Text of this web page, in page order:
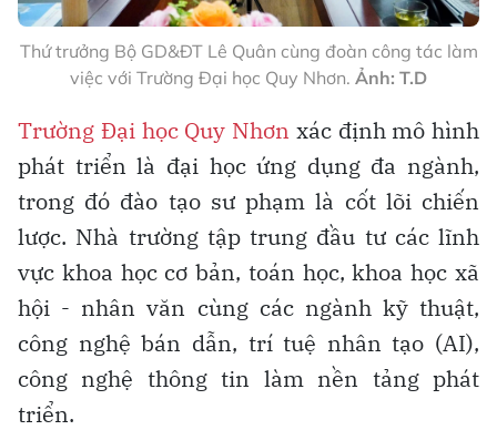
Thứ trưởng Bộ GD&ĐT Lê Quân cùng đoàn công tác làm
việc với Trường Đại học Quy Nhơn. Ảnh: T.D
Trường Đại học Quy Nhơn xác định mô hình
phát triển là đại học ứng dụng đa ngành,
trong đó đào tạo sư phạm là cốt lõi chiến
lược. Nhà trường tập trung đầu tư các lĩnh
vực khoa học cơ bản, toán học, khoa học xã
hội - nhân văn cùng các ngành kỹ thuật,
công nghệ bán dẫn, trí tuệ nhân tạo (AI),
công nghệ thông tin làm nền tảng phát
triển.